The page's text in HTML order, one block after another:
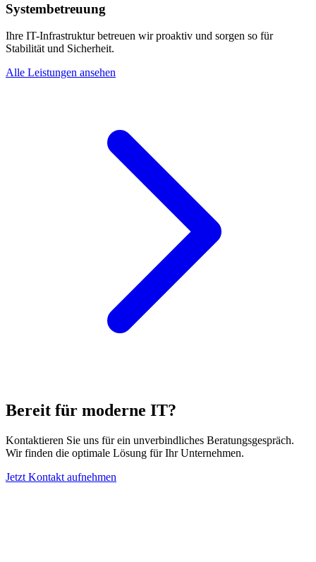
Systembetreuung
Ihre IT-Infrastruktur betreuen wir proaktiv und sorgen so für
Stabilität und Sicherheit.
Alle Leistungen ansehen
Bereit für moderne IT?
Kontaktieren Sie uns für ein unverbindliches Beratungsgespräch.
Wir finden die optimale Lösung für Ihr Unternehmen.
Jetzt Kontakt aufnehmen